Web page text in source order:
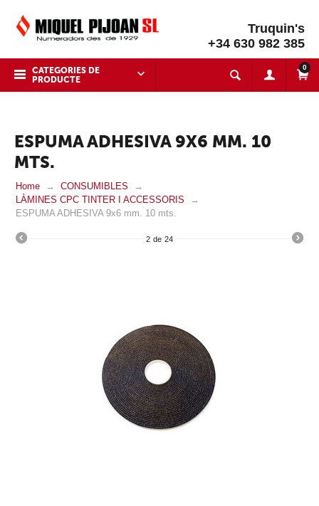
Truquin's
+34 630 982 385
CATEGORIES DE
PRODUCTE
0
ESPUMA ADHESIVA 9X6 MM. 10
MTS.
Home
CONSUMIBLES
LÀMINES CPC TINTER I ACCESSORIS
ESPUMA ADHESIVA 9x6 mm. 10 mts.
2 de 24